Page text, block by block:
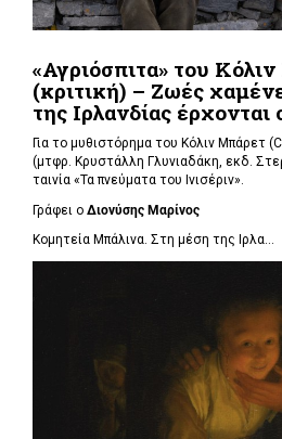
«Αγριόσπιτα» του
(κριτική) – Ζωές
της Ιρλανδίας
Για το μυθιστόρημα του Κόλιν Μπάρετ
(μτφρ. Κρυστάλλη Γλυνιαδάκη, εκδ.
ταινία «Τα πνεύματα του Ινισέριν».
Γράφει ο Διονύσης Μαρίνος
Κομητεία Μπάλινα. Στη μέση της Ιρλα...